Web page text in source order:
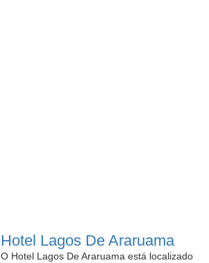
Hotel Lagos De Araruama
O Hotel Lagos De Araruama está localizado